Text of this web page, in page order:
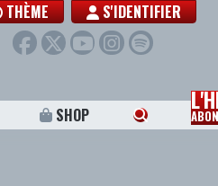
THÈME S'IDENTIFIER
SHOP